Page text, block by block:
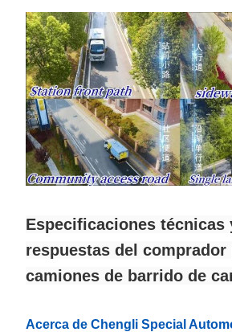
Especificaciones técnicas
respuestas del comprador
camiones de barrido de
Acerca de Chengli Special